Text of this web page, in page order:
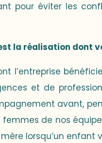
pour éviter les
la réalisation dont
l’entreprise
et de
avant,
de nos
lorsqu’un enfant